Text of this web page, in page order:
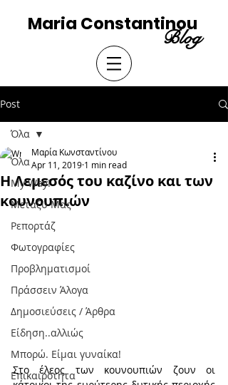
Maria Constantinou
Blog
Post
Όλα
My Way!
Μεταξύ Μας
Ρεπορτάζ
Φωτογραφίες
Προβληματισμοί
Πράσσειν Άλογα
Δημοσιεύσεις / Άρθρα
Είδηση..αλλιώς
Μπορώ. Είμαι γυναίκα!
Επικαιρότητα
Όλα
Η Λεμεσός του καζίνο και των
κουνουπιών
Μαρία Κωνσταντίνου
Apr 11, 2019 1 min read
Στο έλεος των κουνουπιών ζουν οι